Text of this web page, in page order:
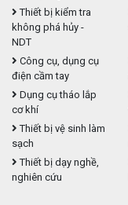
Thiết bị kiểm tra
không phá hủy -
NDT
Công cụ, dụng cụ
điện cầm tay
Dụng cụ tháo lắp
cơ khí
Thiết bị vệ sinh làm
sạch
Thiết bị dạy nghề,
nghiên cứu